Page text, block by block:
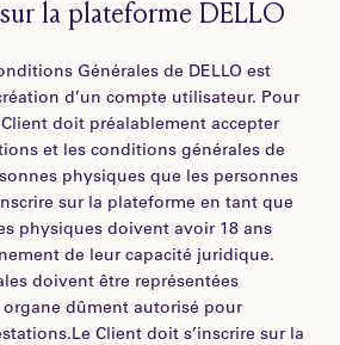
la plateforme DELLO
Générales de DELLO est
d’un compte utilisateur. Pour
doit préalablement accepter
et les conditions générales de
physiques que les personnes
sur la plateforme en tant que
physiques doivent avoir 18 ans
de leur capacité juridique.
doivent être représentées
dûment autorisé pour
Client doit s’inscrire sur la